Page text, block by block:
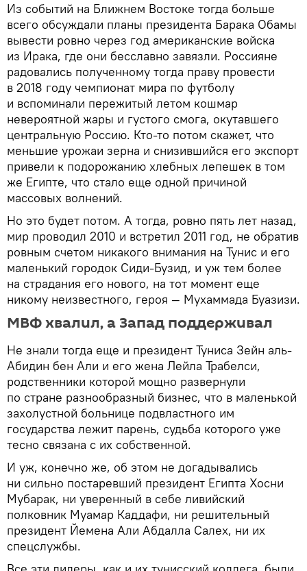
Из событий на Ближнем Востоке тогда больше
всего обсуждали планы президента Барака Обамы
вывести ровно через год американские войска
из Ирака, где они бесславно завязли. Россияне
радовались полученному тогда праву провести
в 2018 году чемпионат мира по футболу
и вспоминали пережитый летом кошмар
невероятной жары и густого смога, окутавшего
центральную Россию. Кто-то потом скажет, что
меньшие урожаи зерна и снизившийся его экспорт
привели к подорожанию хлебных лепешек в том
же Египте, что стало еще одной причиной
массовых волнений.
Но это будет потом. А тогда, ровно пять лет назад,
мир проводил 2010 и встретил 2011 год, не обратив
ровным счетом никакого внимания на Тунис и его
маленький городок Сиди-Бузид, и уж тем более
на страдания его нового, на тот момент еще
никому неизвестного, героя — Мухаммада Буазизи.
МВФ хвалил, а Запад поддерживал
Не знали тогда еще и президент Туниса Зейн аль-
Абидин бен Али и его жена Лейла Трабелси,
родственники которой мощно развернули
по стране разнообразный бизнес, что в маленькой
захолустной больнице подвластного им
государства лежит парень, судьба которого уже
тесно связана с их собственной.
И уж, конечно же, об этом не догадывались
ни сильно постаревший президент Египта Хосни
Мубарак, ни уверенный в себе ливийский
полковник Муамар Каддафи, ни решительный
президент Йемена Али Абдалла Салех, ни их
спецслужбы.